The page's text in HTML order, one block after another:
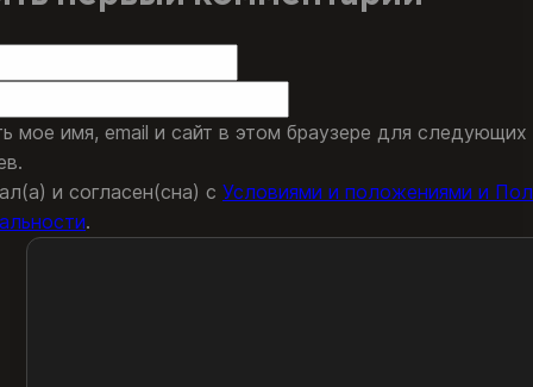
мое имя, email и сайт в этом браузере для следующих
и согласен(сна) с Условиями и положениями и
.